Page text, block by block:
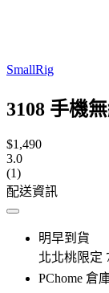
SmallRig
3108 手機
$1,490
3.0
(1)
配送資訊
明早到貨
北北桃限定
PChome 倉